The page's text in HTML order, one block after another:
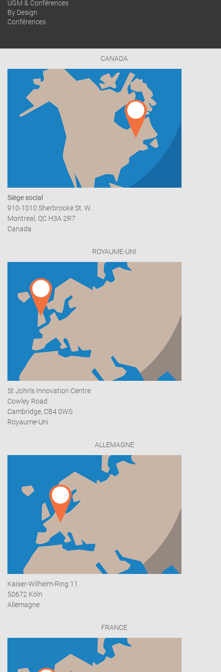
UGM & Conférences
By Design
Conférences
CANADA
Siège social
910-1010 Sherbrooke St. W.
Montreal, QC H3A 2R7
Canada
ROYAUME-UNI
St John's Innovation Centre
Cowley Road
Cambridge, CB4 0WS
Royaume-Uni
ALLEMAGNE
Kaiser-Wilhelm-Ring 11
50672 Köln
Allemagne
FRANCE